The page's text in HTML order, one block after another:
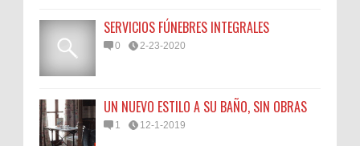
SERVICIOS FÚNEBRES INTEGRALES
0 2-23-2020
UN NUEVO ESTILO A SU BAÑO, SIN OBRAS
1 12-1-2019